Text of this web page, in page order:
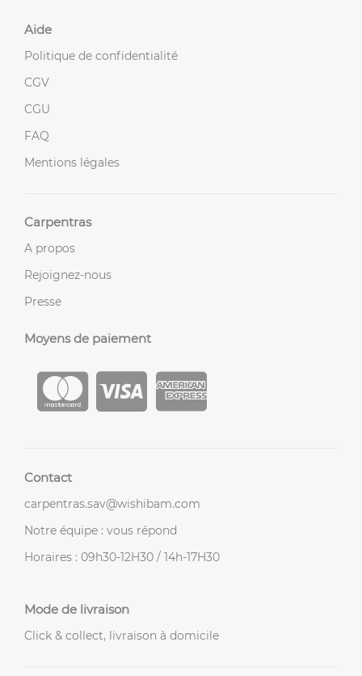
Aide
Politique de confidentialité
CGV
CGU
FAQ
Mentions légales
Carpentras
A propos
Rejoignez-nous
Presse
Moyens de paiement
Contact
carpentras.sav@wishibam.com
Notre équipe : vous répond
Horaires : 09h30-12H30 / 14h-17H30
Mode de livraison
Click & collect, livraison à domicile